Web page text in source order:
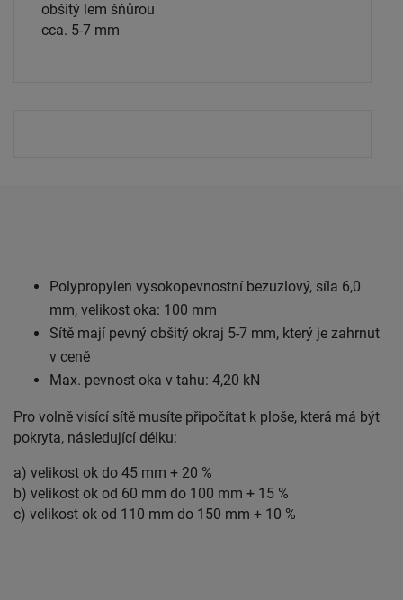
obšitý lem šňůrou
cca. 5-7 mm
Polypropylen vysokopevnostní bezuzlový, síla 6,0
mm, velikost oka: 100 mm
Sítě mají pevný obšitý okraj 5-7 mm, který je zahrnut
v ceně
Max. pevnost oka v tahu: 4,20 kN
Pro volně visící sítě musíte připočítat k ploše, která má být
pokryta, následující délku:
a) velikost ok do 45 mm + 20 %
b) velikost ok od 60 mm do 100 mm + 15 %
c) velikost ok od 110 mm do 150 mm + 10 %